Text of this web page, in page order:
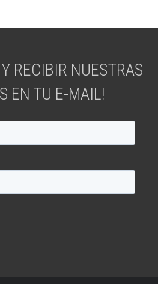
RECIBIR NUESTRAS
EN TU E-MAIL!